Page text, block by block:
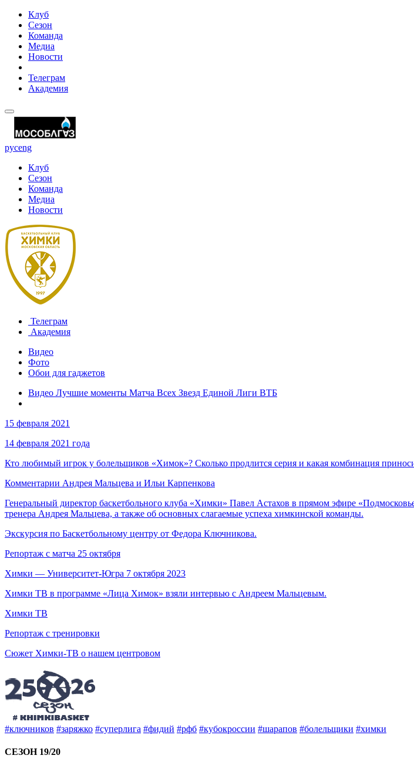
Клуб
Сезон
Команда
Медиа
Новости
Телеграм
Академия
русeng
Клуб
Сезон
Команда
Медиа
Новости
Телеграм
Академия
Видео
Фото
Обои для гаджетов
Видео Лучшие моменты Матча Всех Звезд Единой Лиги ВТБ
15 февраля 2021
14 февраля 2021 года
Кто любимый игрок у болельщиков «Химок»? Сколько продлится серия и какая комбинация
Комментарии Андрея Мальцева и Ильи Карпенкова
Генеральный директор баскетбольного клуба «Химки» Павел Астахов в прямом эфире
тренера Андрея Мальцева, а также об основных слагаемые успеха химкинской команды.
Экскурсия по Баскетбольному центру от Федора Ключникова.
Репортаж с матча 25 октября
Химки — Университет-Югра 7 октября 2023
Химки ТВ в программе «Лица Химок» взяли интервью с Андреем Мальцевым.
Химки ТВ
Репортаж с тренировки
Сюжет Химки-ТВ о нашем центровом
#ключников #заряжко #суперлига #фидий #рфб #кубокроссии #шарапов #болельщики #химки
СЕЗОН 19/20